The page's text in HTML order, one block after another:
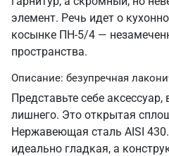
элемент. Речь идет о
косынке ПН-5/4 —
пространства.
Описание: безупречная
Представьте себе
лишнего. Это открытая
Нержавеющая сталь AISI
идеально гладкая, а